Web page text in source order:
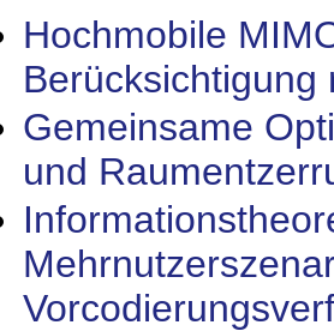
Hochmobile
Berücksichtigung
Gemeinsame
und